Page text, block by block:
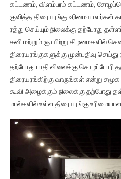
கட்டணம், விளம்பரம் கட்டணம்,
குவித்த திரையரங்கு உரிமையாளர்கள்
ரத்து செய்யும் நிலைக்கு தற்போது
சனி மற்றும் ஞாயிற்று கிழமைகளில்
திரையரங்குகளுக்கு முன்பதிவு
தற்போது பாதி விலைக்கு சொழப்போரி
திரையரங்கிற்கு வாருங்கள் என்று
கூவி அழைக்கும் நிலைக்கு தற்போது
மால்களில் உள்ள திரையரங்கு